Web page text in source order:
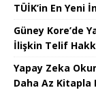
TÜİK’in En Yeni
Güney Kore’de
İlişkin Telif
Yapay Zeka
Daha Az Kitapla